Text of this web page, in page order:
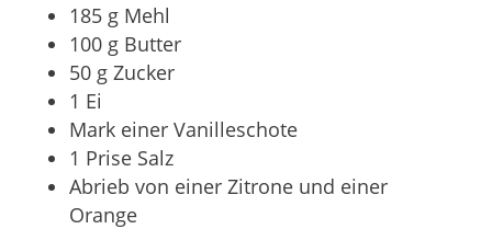
185 g Mehl
100 g Butter
50 g Zucker
1 Ei
Mark einer Vanilleschote
1 Prise Salz
Abrieb von einer Zitrone und einer
Orange